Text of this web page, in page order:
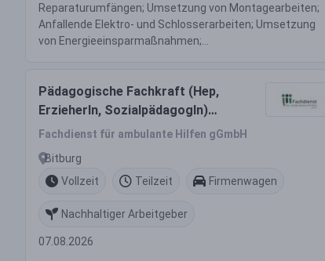
Reparaturumfängen; Umsetzung von Montagearbeiten;
Anfallende Elektro- und Schlosserarbeiten; Umsetzung
von Energieeinsparmaßnahmen;...
Pädagogische Fachkraft (Hep,
ErzieherIn, SozialpädagogIn)
m,w,d
Fachdienst für ambulante Hilfen gGmbH
Bitburg
Vollzeit
Teilzeit Firmenwagen
Nachhaltiger Arbeitgeber
07.08.2026